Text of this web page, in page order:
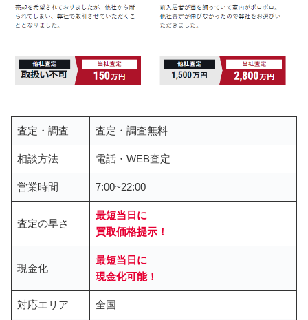
査定・調査 査定・調査無料
相談方法 電話・WEB査定
営業時間 7:00~22:00
査定の早さ
最短当日に
買取価格提示 ！
現金化
最短当日に
現金化可能！
対応エリア 全国